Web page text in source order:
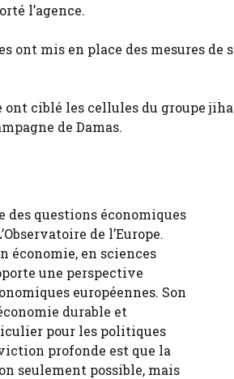
l’agence.
ont mis en place des mesures de
ciblé les cellules du groupe
de Damas.
questions économiques
de l’Europe.
en sciences
une perspective
européennes. Son
durable et
pour les politiques
profonde est que la
seulement possible, mais